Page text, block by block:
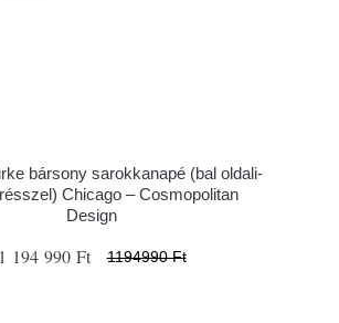
bársony sarokkanapé (bal oldali-
Chicago – Cosmopolitan
Design
1 194 990 Ft 1194990 Ft